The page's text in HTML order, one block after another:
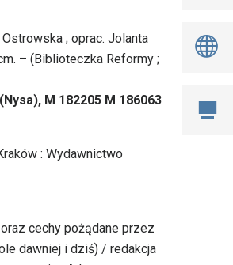
; oprac. Jolanta
– (Biblioteczka Reformy ;
M 182205 M 186063
: Wydawnictwo
cechy pożądane przez
dawniej i dziś) / redakcja